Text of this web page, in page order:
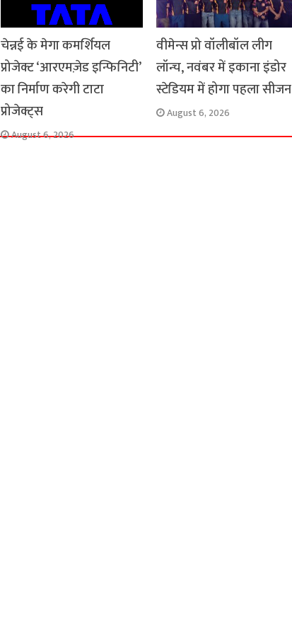
चेन्नई के मेगा कमर्शियल
प्रोजेक्ट ‘आरएमज़ेड इन्फिनिटी’
का निर्माण करेगी टाटा
प्रोजेक्ट्स
August 6, 2026
वीमेन्स प्रो वॉलीबॉल लीग
लॉन्च, नवंबर में इकाना इंडोर
स्टेडियम में होगा पहला सीजन
August 6, 2026